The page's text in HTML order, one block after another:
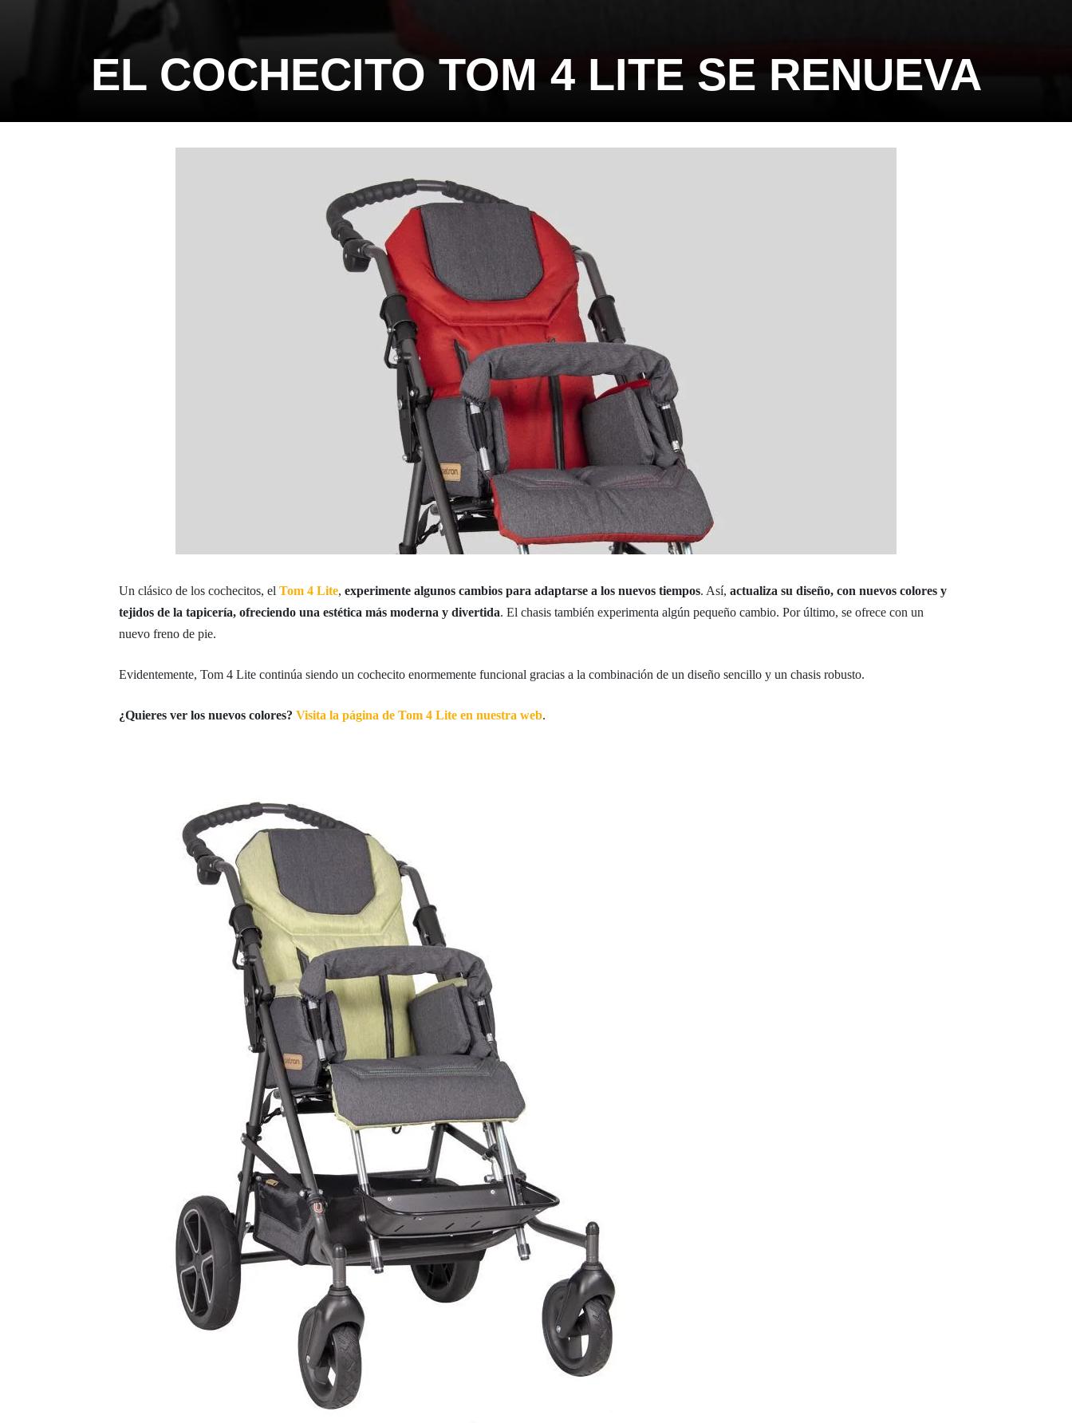
EL COCHECITO TOM 4 LITE SE RENUEVA
Un clásico de los cochecitos, elTom 4 Lite,experimente algunos cambios para adaptarse a los nuevos tiempos. Así,actualiza su diseño, con nuevos colores y
tejidos de la tapicería, ofreciendo una estética más moderna y divertida. El chasis también experimenta algún pequeño cambio. Por último, se ofrece con un
nuevo freno de pie.
Evidentemente, Tom 4 Lite continúa siendo un cochecito enormemente funcional gracias a la combinación de un diseño sencillo y un chasis robusto.
¿Quieres ver los nuevos colores?Visita la página de Tom 4 Lite en nuestra web.